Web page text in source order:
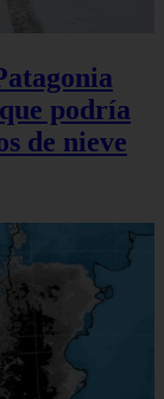
podría
de nieve